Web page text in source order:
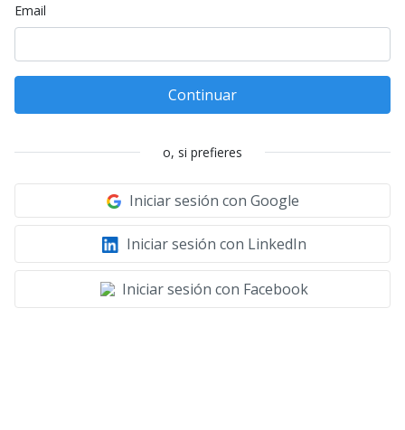
Email
Continuar
o, si prefieres
Iniciar sesión con Google
Iniciar sesión con LinkedIn
Iniciar sesión con Facebook